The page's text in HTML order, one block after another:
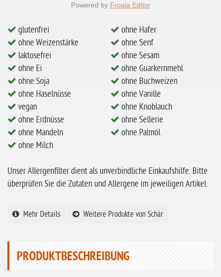
ohne Hafer
ohne Zuckerzusatz
ohne Reis
ohne Mais
ohne Senf
ohne Sesam
ohne Lupinen
ohne Buchweizen
ohne Knoblauch
glutenfrei
Powered by Froala Editor
glutenfrei
ohne Weizenstärke
laktosefrei
ohne Ei
ohne Soja
ohne Haselnüsse
vegan
ohne Erdnüsse
ohne Mandeln
ohne Milch
ohne Hafer
ohne Senf
ohne Sesam
ohne Guarkernmehl
ohne Buchweizen
ohne Vanille
ohne Knoblauch
ohne Sellerie
ohne Palmöl
Unser Allergenfilter dient als unverbindliche Einkaufshilfe. Bitte
überprüfen Sie die Zutaten und Allergene im jeweiligen Artikel.
Mehr Details Weitere Produkte von Schär
PRODUKTBESCHREIBUNG